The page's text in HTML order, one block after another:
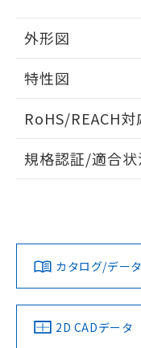
外形図
外形図
特性図
電気的寿命曲線
RoHS/REACH
EU RoHS 注意事
対応済み
中国 RoHS 注意事
規格認証/適合状
LR型式承認
（イギリス
船舶規格）
（
カタログ/デー
2D CADデータ
ものではあり
また、RoHS
物質の対応で
欄に対応日を
既に当社に
していること
り、2022年1
す。